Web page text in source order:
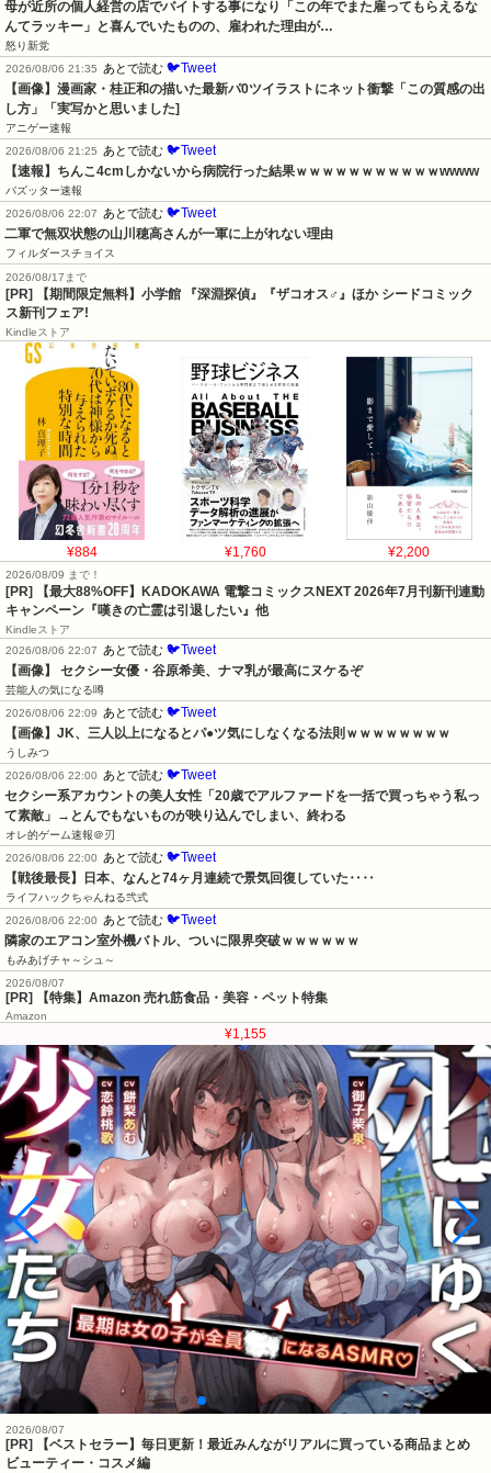
母が近所の個人経営の店でバイトする事になり「この年でまた雇ってもらえるな
んてラッキー」と喜んでいたものの、雇われた理由が…
怒り新党
2026/08/06 21:35 あとで読む 🐦Tweet
【画像】漫画家・桂正和の描いた最新パ0ツイラストにネット衝撃「この質感の出
し方」「実写かと思いました]
アニゲー速報
2026/08/06 21:25 あとで読む 🐦Tweet
【速報】ちんこ4cmしかないから病院行った結果ｗｗｗｗｗｗｗｗｗｗｗwwww
バズッター速報
2026/08/06 22:07 あとで読む 🐦Tweet
二軍で無双状態の山川穂高さんが一軍に上がれない理由
フィルダースチョイス
2026/08/17まで
[PR] 【期間限定無料】小学館 『深淵探偵』『ザコオス♂』ほか シードコミック
ス新刊フェア!
Kindleストア
¥884 ¥1,760 ¥2,200
2026/08/09 まで！
[PR] 【最大88%OFF】KADOKAWA 電撃コミックスNEXT 2026年7月刊新刊連動
キャンペーン『嘆きの亡霊は引退したい』他
Kindleストア
2026/08/06 22:07
あとで読む 🐦Tweet
【画像】 セクシー女優・谷原希美、ナマ乳が最高にヌケるぞ
芸能人の気になる噂
2026/08/06 22:09
あとで読む 🐦Tweet
【画像】JK、三人以上になるとパ●ツ気にしなくなる法則ｗｗｗｗｗｗｗｗ
うしみつ
2026/08/06 22:00
あとで読む 🐦Tweet
セクシー系アカウントの美人女性「20歳でアルファードを一括で買っちゃう私っ
て素敵」→とんでもないものが映り込んでしまい、終わる
オレ的ゲーム速報＠刃
2026/08/06 22:00
あとで読む 🐦Tweet
【戦後最長】日本、なんと74ヶ月連続で景気回復していた‥‥
ライフハックちゃんねる弐式
2026/08/06 22:00
あとで読む 🐦Tweet
隣家のエアコン室外機バトル、ついに限界突破ｗｗｗｗｗｗ
もみあげチャ～シュ～
2026/08/07
[PR] 【特集】Amazon 売れ筋食品・美容・ペット特集
Amazon
¥1,155
2026/08/07
[PR] 【ベストセラー】毎日更新！最近みんながリアルに買っている商品まとめ
ビューティー・コスメ編